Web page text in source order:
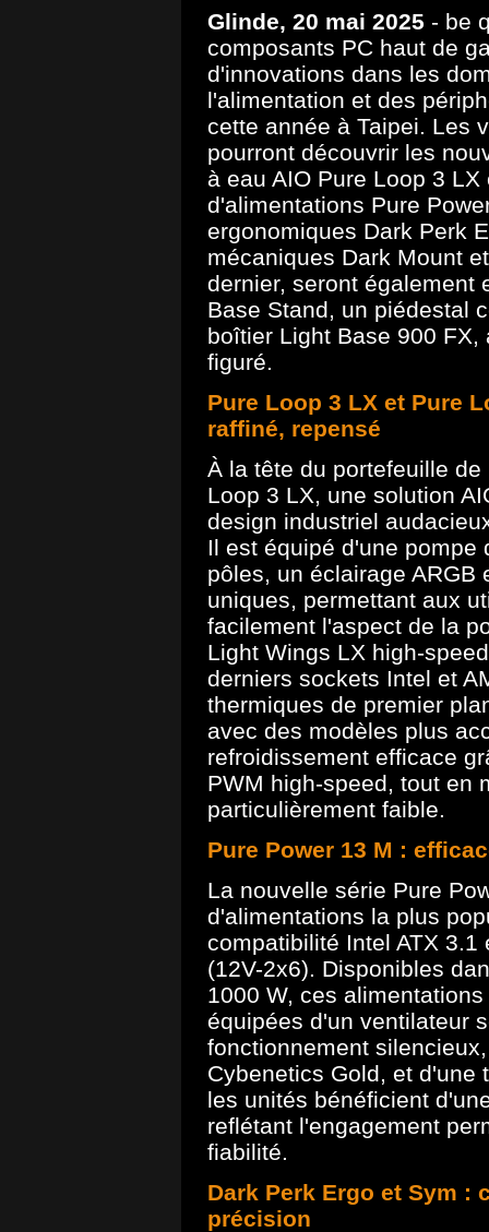
Glinde, 20 mai 2025 - be
composants PC haut de
d'innovations dans les
l'alimentation et des
cette année à Taipei. Les
pourront découvrir les
à eau AIO Pure Loop 3
d'alimentations Pure
ergonomiques Dark Perk
mécaniques Dark Mount
dernier, seront également
Base Stand, un piédestal
boîtier Light Base 900
figuré.
Pure Loop 3 LX et Pure
raffiné, repensé
À la tête du portefeuille
Loop 3 LX, une solution
design industriel
Il est équipé d'une pompe
pôles, un éclairage
uniques, permettant aux
facilement l'aspect de la
Light Wings LX high-
derniers sockets Intel et
thermiques de premier
avec des modèles plus
refroidissement efficace
PWM high-speed, tout en
particulièrement faible.
Pure Power 13 M :
La nouvelle série Pure
d'alimentations la plus
compatibilité Intel ATX
(12V-2x6). Disponibles
1000 W, ces
équipées d'un ventilateur
fonctionnement
Cybenetics Gold, et d'une
les unités bénéficient
reflétant l'engagement
fiabilité.
Dark Perk Ergo et Sym :
précision